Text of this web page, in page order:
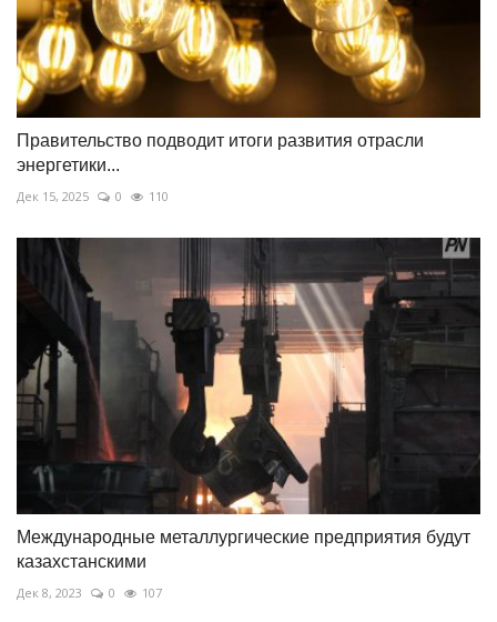
Правительство подводит итоги развития отрасли
энергетики...
Дек 15, 2025 0 110
Международные металлургические предприятия будут
казахстанскими
Дек 8, 2023 0 107